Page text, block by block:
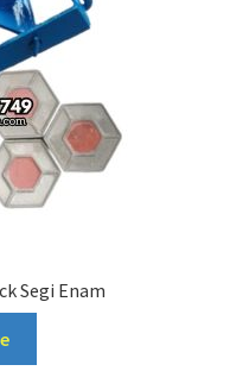
Segi Enam